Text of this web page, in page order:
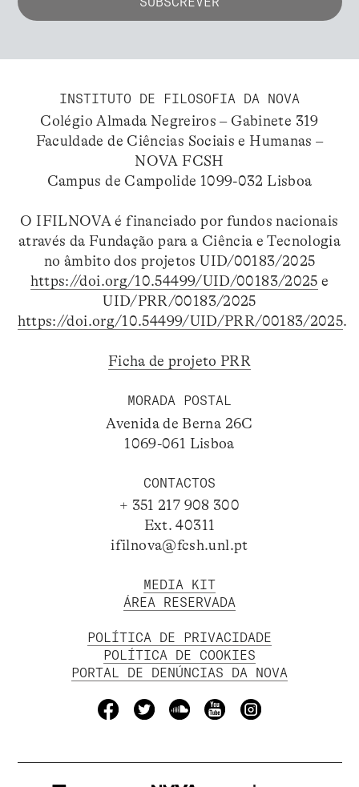
INSTITUTO DE FILOSOFIA DA NOVA
Colégio Almada Negreiros – Gabinete 319
Faculdade de Ciências Sociais e Humanas –
NOVA FCSH
Campus de Campolide 1099-032 Lisboa
O IFILNOVA é financiado por fundos nacionais
através da Fundação para a Ciência e Tecnologia
no âmbito dos projetos UID/00183/2025
https://doi.org/10.54499/UID/00183/2025 e
UID/PRR/00183/2025
https://doi.org/10.54499/UID/PRR/00183/2025.
Ficha de projeto PRR
MORADA POSTAL
Avenida de Berna 26C
1069-061 Lisboa
CONTACTOS
+ 351 217 908 300
Ext. 40311
ifilnova@fcsh.unl.pt
MEDIA KIT
ÁREA RESERVADA
POLÍTICA DE PRIVACIDADE
POLÍTICA DE COOKIES
PORTAL DE DENÚNCIAS DA NOVA